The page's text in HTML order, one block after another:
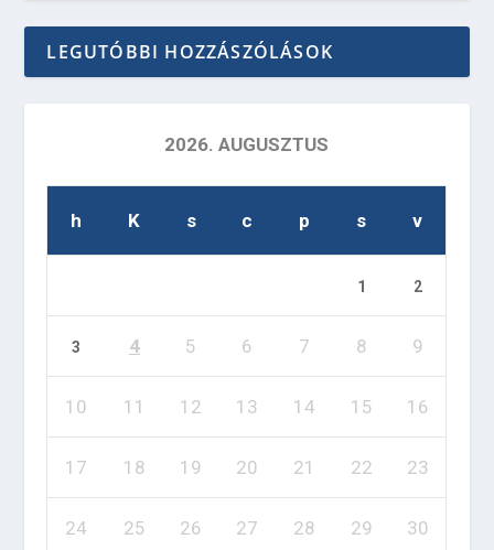
LEGUTÓBBI HOZZÁSZÓLÁSOK
2026. AUGUSZTUS
h K s c p s v
1 2
3 4 5 6 7 8 9
10 11 12 13 14 15 16
17 18 19 20 21 22 23
24 25 26 27 28 29 30